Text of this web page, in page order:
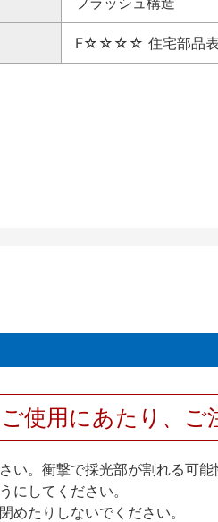
F☆☆☆☆ 住宅部品表
ご使用にあたり、
。衝撃で採光部が割れる可能
にしてください。
たりしないでください。